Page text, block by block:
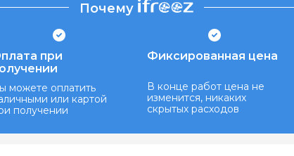
Почему
при
можете оплатить
или картой
получении
Фиксированная цена
В конце работ цена не
изменится, никаких
скрытых расходов